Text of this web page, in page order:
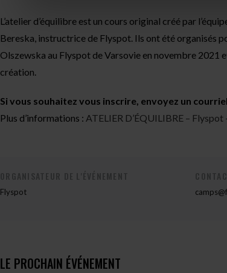
L’atelier d’équilibre est un cours original créé par
Bereska, instructrice de Flyspot. Ils ont été organisés
Olszewska au Flyspot de Varsovie en novembre 2021
création.
Si vous souhaitez vous inscrire, envoyez un
Plus d’informations : ATELIER D’ÉQUILIBRE –
Flyspot
LE PROCHAIN ÉVÉNEMENT